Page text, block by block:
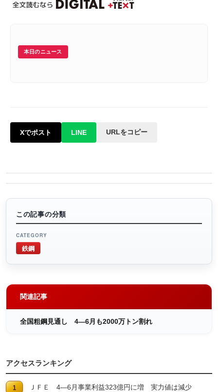
本日のニュース
Xでポスト LINE URLをコピー
この記事の分類
CATEGORY
鉄鋼
関連記事
全国粗鋼見通し 4―6月も2000万トン割れ
アクセスランキング
ＪＦＥ 4―6月事業利益323億円に増 実力値は減少